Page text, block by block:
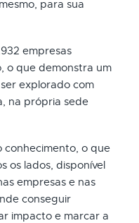
para sua
empresas
o que demonstra um
explorado com
na própria sede
conhecimento, o que
os lados, disponível
empresas e nas
conseguir
impacto e marcar a